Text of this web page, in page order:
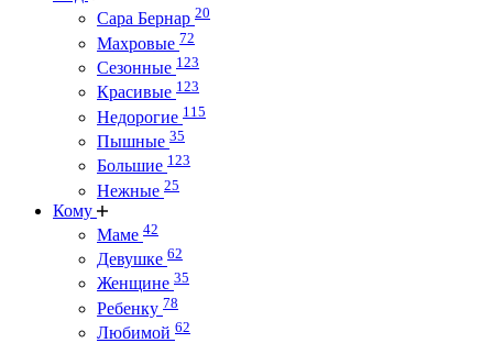
Сара Бернар 20
Махровые 72
Сезонные 123
Красивые 123
Недорогие 115
Пышные 35
Большие 123
Нежные 25
Кому
Маме 42
Девушке 62
Женщине 35
Ребенку 78
Любимой 62